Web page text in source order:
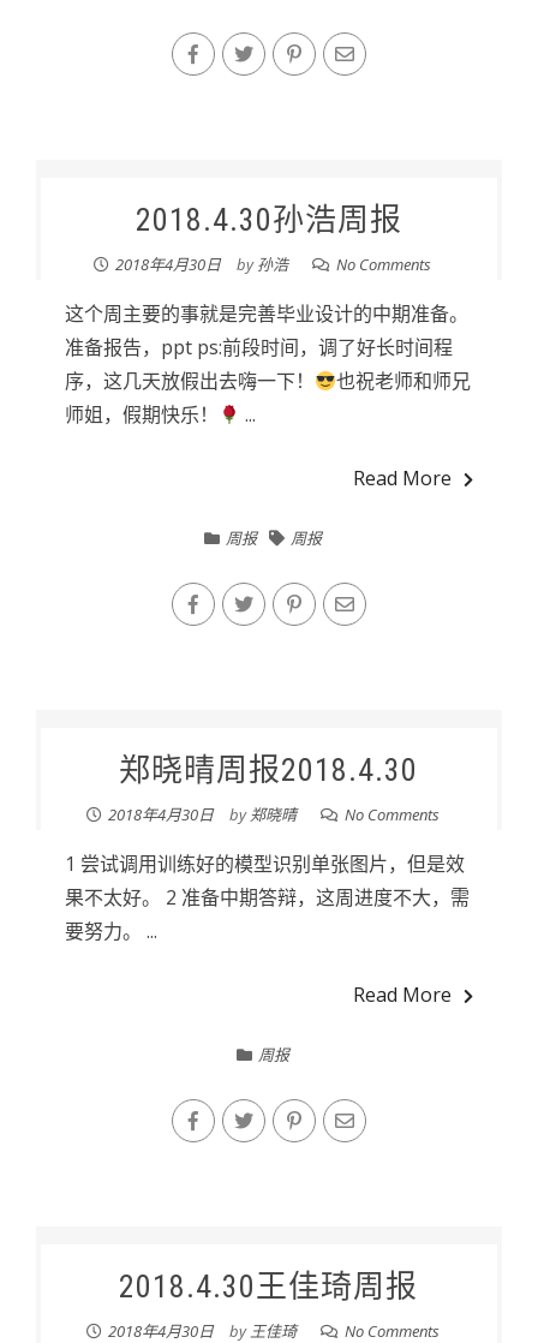
2018.4.30孙浩周报
2018年4月30日 by孙浩 No Comments
这个周主要的事就是完善毕业设计的中期准备。
准备报告，ppt ps:前段时间，调了好长时间程
序，这几天放假出去嗨一下！
也祝老师和师兄
师姐，假期快乐！
...
Read More
周报 周报
郑晓晴周报2018.4.30
2018年4月30日 by郑晓晴 No Comments
1 尝试调用训练好的模型识别单张图片，但是效
果不太好。 2 准备中期答辩，这周进度不大，需
要努力。 ...
Read More
周报
2018.4.30王佳琦周报
2018年4月30日 by王佳琦 No Comments